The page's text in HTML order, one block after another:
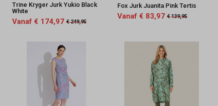
Trine Kryger Jurk Yukio Black
White
Vanaf € 174,97 € 249,95
Fox Jurk Juanita Pink Tertis
Vanaf € 83,97 € 139,95